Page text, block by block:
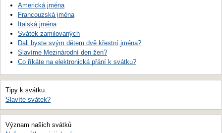
Americká jména
Francouzská jména
Italská jména
Svátek zamilovaných
Dali byste svým dětem dvě křestní jména?
Slavíme Mezinárodní den žen?
Co říkáte na elektronická přání k svátku?
Tipy k svátku
Slavíte svátek?
Význam našich svátků